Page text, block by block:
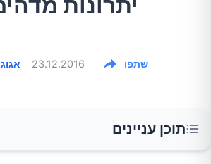
23.12.2016 שתפו
תוכן עניינים